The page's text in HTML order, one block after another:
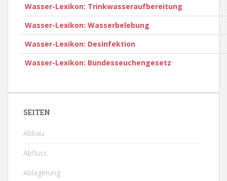
Wasser-Lexikon: Trinkwasseraufbereitung
Wasser-Lexikon: Wasserbelebung
Wasser-Lexikon: Desinfektion
Wasser-Lexikon: Bundesseuchengesetz
SEITEN
Abbau
Abfluss
Ablagerung